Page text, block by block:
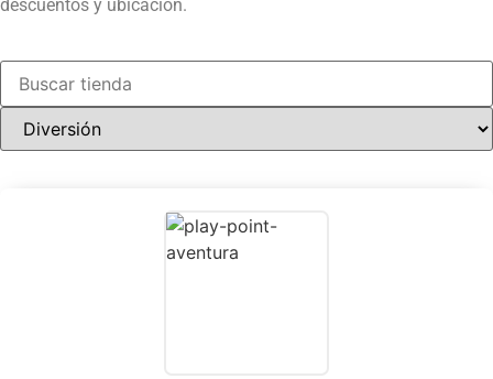
descuentos y ubicación.